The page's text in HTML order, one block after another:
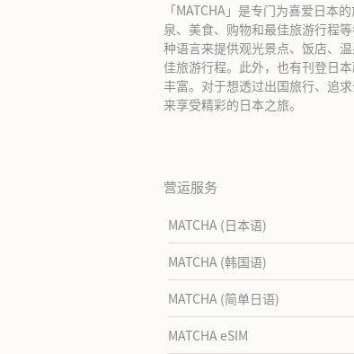
「MATCHA」是专门为喜爱日本
泉、美食、购物和最佳旅游行程
种语言来提供观光景点、饭店、
佳旅游行程。此外，也有刊登日
丰富。对于想透过出国旅行、追
来享受精彩的日本之旅。
营运服务
MATCHA (日本语)
MATCHA (韩国语)
MATCHA (简单日语)
MATCHA eSIM